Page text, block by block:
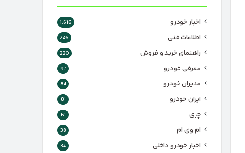
اخبار خودرو 1,616
اطلاعات فنی 246
راهنمای خرید و فروش 220
معرفی خودرو 97
مدیران خودرو 84
ایران خودرو 81
چری 61
ام وی ام 38
اخبار خودرو داخلی 34